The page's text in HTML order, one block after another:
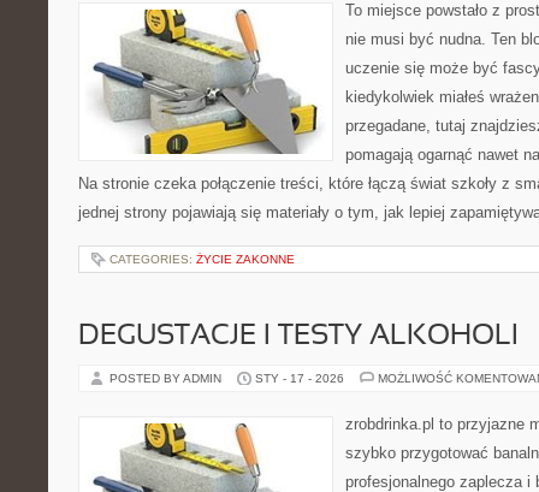
To miejsce powstało z
nie musi być nudna. Ten
uczenie się może być
kiedykolwiek miałeś
przegadane, tutaj
pomagają ogarnąć nawet
Na stronie czeka połączenie treści, które łączą świat szkoły z
jednej strony pojawiają się materiały o tym, jak lepiej
CATEGORIES: ŻYCIE ZAKONNE
DEGUSTACJE I TESTY ALKOHOLI
POSTED BY ADMIN STY - 17 - 2026 MOŻLIWOŚĆ
zrobdrinka.pl to przyjazne
szybko przygotować
profesjonalnego zaplecza i